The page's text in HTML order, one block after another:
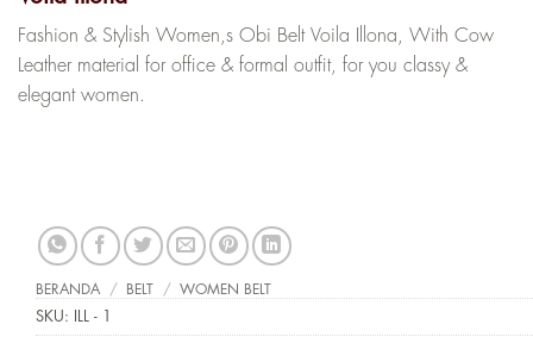
Fashion & Stylish Women,s Obi Belt Voila Illona, With Cow
Leather material for office & formal outfit, for you classy &
elegant women.
BERANDA / BELT / WOMEN BELT
SKU: ILL - 1